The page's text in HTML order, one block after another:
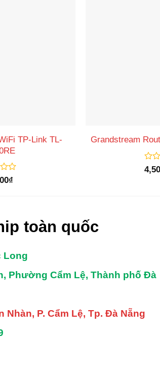
TP-Link TL-
₫
Grandstream
xếp
toàn quốc
Long
Phường Cẩm Lệ, Thành phố Đà
Nhàn, P. Cẩm Lệ, Tp. Đà Nẵng